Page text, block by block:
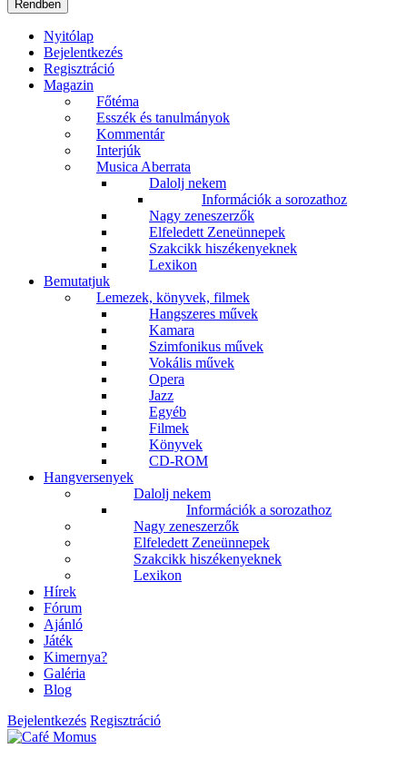
Nyitólap
Bejelentkezés
Regisztráció
Magazin
Főtéma
Esszék és tanulmányok
Kommentár
Interjúk
Musica Aberrata
Dalolj nekem
Információk a sorozathoz
Nagy zeneszerzők
Elfeledett Zeneünnepek
Szakcikk hiszékenyeknek
Lexikon
Bemutatjuk
Lemezek, könyvek, filmek
Hangszeres művek
Kamara
Szimfonikus művek
Vokális művek
Opera
Jazz
Egyéb
Filmek
Könyvek
CD-ROM
Hangversenyek
Dalolj nekem
Információk a sorozathoz
Nagy zeneszerzők
Elfeledett Zeneünnepek
Szakcikk hiszékenyeknek
Lexikon
Hírek
Fórum
Ajánló
Játék
Kimernya?
Galéria
Blog
Bejelentkezés Regisztráció